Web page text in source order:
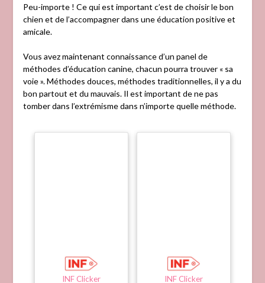
Peu-importe ! Ce qui est important c’est de choisir le bon
chien et de l’accompagner dans une éducation positive et
amicale.
Vous avez maintenant connaissance d’un panel de
méthodes d’éducation canine, chacun pourra trouver « sa
voie ». Méthodes douces, méthodes traditionnelles, il y a du
bon partout et du mauvais. Il est important de ne pas
tomber dans l’extrémisme dans n’importe quelle méthode.
INF Clicker INF Clicker